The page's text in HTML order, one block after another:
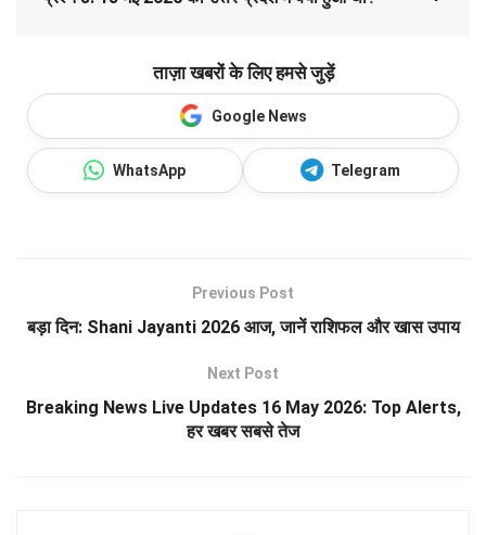
ताज़ा खबरों के लिए हमसे जुड़ें
Google News
WhatsApp Telegram
Previous Post
बड़ा दिन: Shani Jayanti 2026 आज, जानें राशिफल और खास उपाय
Next Post
Breaking News Live Updates 16 May 2026: Top Alerts,
हर खबर सबसे तेज